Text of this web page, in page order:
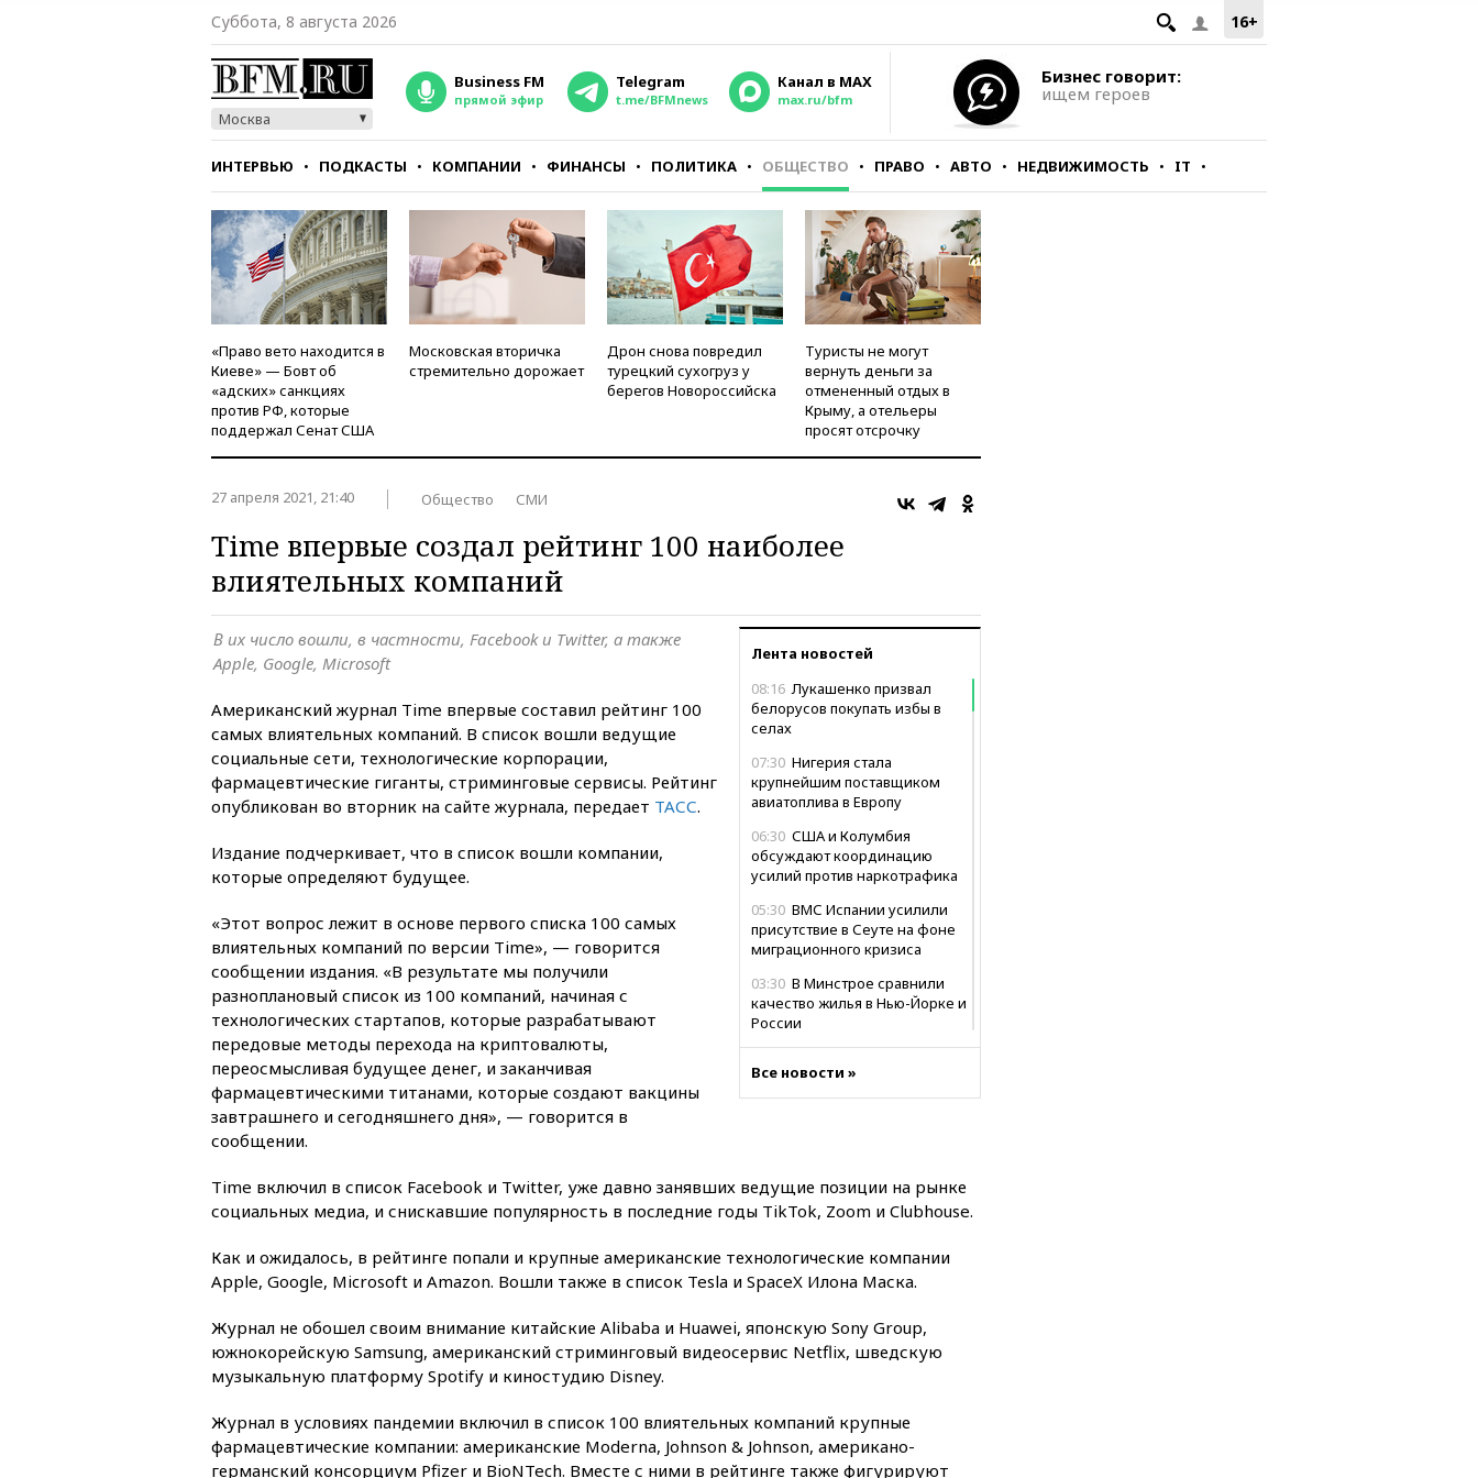
16+
Суббота, 8 августа 2026
Москва
Business FM
прямой эфир
Telegram
t.me/BFMnews
Канал в MAX
max.ru/bfm
Бизнес говорит:
ищем героев
ИНТЕРВЬЮ ПОДКАСТЫ КОМПАНИИ ФИНАНСЫ ПОЛИТИКА ОБЩЕСТВО ПРАВО АВТО НЕДВИЖИМОСТЬ IT
СТИЛЬ ТЕСТЫ
«Право вето находится в
Киеве» — Бовт об
«адских» санкциях
против РФ, которые
поддержал Сенат США
Московская вторичка
стремительно дорожает
Дрон снова повредил
турецкий сухогруз у
берегов Новороссийска
Туристы не могут
вернуть деньги за
отмененный отдых в
Крыму, а отельеры
просят отсрочку
27 апреля 2021, 21:40 Общество СМИ
Time впервые создал рейтинг 100 наиболее
влиятельных компаний
Лента новостей
08:16 Лукашенко призвал
белорусов покупать избы в
селах
07:30 Нигерия стала
крупнейшим поставщиком
авиатоплива в Европу
06:30 США и Колумбия
обсуждают координацию
усилий против наркотрафика
05:30 ВМС Испании усилили
присутствие в Сеуте на фоне
миграционного кризиса
03:30 В Минстрое сравнили
качество жилья в Нью-Йорке и
России
отпустить его с круглого стола
в Госдепе, чтобы «вести
Сеуту на параплане
00:30 FT: ЕС не готов принять в
коррупции
вчера, 23:35
выгоду безвизового режима с
ЕС
Москве вернут утраченную
скульптуру балерины
Все новости »
В их число вошли, в частности, Facebook и Twitter, а также
Apple, Google, Microsoft
Американский журнал Time впервые составил рейтинг 100
самых влиятельных компаний. В список вошли ведущие
социальные сети, технологические корпорации,
фармацевтические гиганты, стриминговые сервисы. Рейтинг
опубликован во вторник на сайте журнала, передает ТАСС.
Издание подчеркивает, что в список вошли компании,
которые определяют будущее.
«Этот вопрос лежит в основе первого списка 100 самых
влиятельных компаний по версии Time», — говорится
сообщении издания. «В результате мы получили
разноплановый список из 100 компаний, начиная с
технологических стартапов, которые разрабатывают
передовые методы перехода на криптовалюты,
переосмысливая будущее денег, и заканчивая
фармацевтическими титанами, которые создают вакцины
завтрашнего и сегодняшнего дня», — говорится в
сообщении.
Time включил в список Facebook и Twitter, уже давно занявших ведущие позиции на рынке
социальных медиа, и снискавшие популярность в последние годы TikTok, Zoom и Clubhouse.
Как и ожидалось, в рейтинге попали и крупные американские технологические компании
Apple, Google, Microsoft и Amazon. Вошли также в список Tesla и SpaceX Илона Маска.
Журнал не обошел своим внимание китайские Alibaba и Huawei, японскую Sony Group,
южнокорейскую Samsung, американский стриминговый видеосервис Netflix, шведскую
музыкальную платформу Spotify и киностудию Disney.
Журнал в условиях пандемии включил в список 100 влиятельных компаний крупные
фармацевтические компании: американские Moderna, Johnson & Johnson, американо-
германский консорциум Pfizer и BioNTech. Вместе с ними в рейтинге также фигурируют